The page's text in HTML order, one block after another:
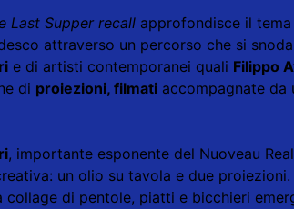
Last Supper recall approfondisce il
attraverso un percorso che si
e di artisti contemporanei quali Filippo
di proiezioni, filmati accompagnate da
, importante esponente del Nuoveau
un olio su tavola e due proiezioni.
collage di pentole, piatti e bicchieri